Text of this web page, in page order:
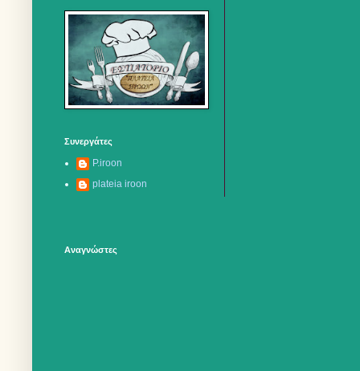
Συνεργάτες
P.iroon
plateia iroon
Αναγνώστες